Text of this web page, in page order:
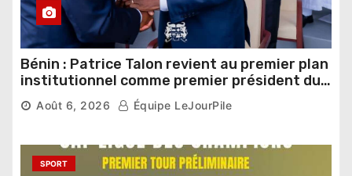
Bénin : Patrice Talon revient au premier plan
institutionnel comme premier président du
Sénat
Août 6, 2026 Équipe LeJourPile
SPORT